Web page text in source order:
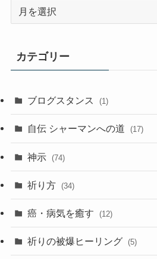
ア
カ
ブ
カテゴリー
ブログスタンス (1)
自伝 シャーマンへの道 (17)
神示 (74)
祈り方 (34)
癌・病気を癒す (12)
祈りの被爆ヒーリング (5)